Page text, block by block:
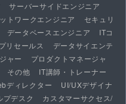
サーバーサイドエンジニア
トワークエンジニア
セキュリ
データベースエンジニア
ITコ
プリセールス
データサイエンテ
ャー
プロダクトマネージャ
その他
IT講師・トレーナー
ディレクター
UI/UXデザイナ
プデスク
カスタマーサクセス/